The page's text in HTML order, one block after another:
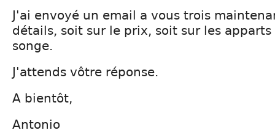
J'ai envoyé un email a vous trois
détails, soit sur le prix, soit sur les
songe.
J'attends vôtre réponse.
A bientôt,
Antonio